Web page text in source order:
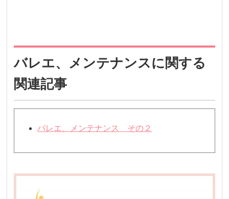
バレエ、メンテナンスに関する
関連記事
バレエ、メンテナンス その２